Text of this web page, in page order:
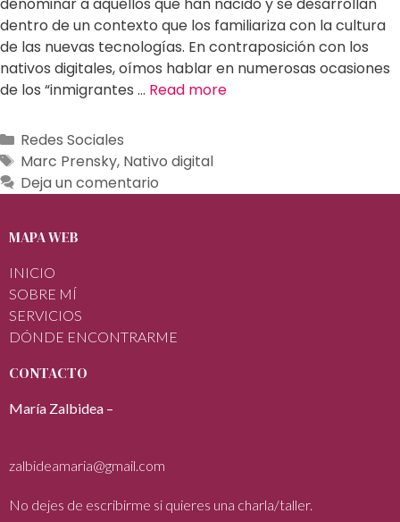
dentro de un contexto que los familiariza con la cultura
de las nuevas tecnologías. En contraposición con los
nativos digitales, oímos hablar en numerosas ocasiones
de los “inmigrantes … Read more
Redes Sociales
Marc Prensky, Nativo digital
Deja un comentario
MAPA WEB
INICIO
SOBRE MÍ
SERVICIOS
DÓNDE ENCONTRARME
CONTACTO
María Zalbidea –
zalbideamaria@gmail.com
No dejes de escribirme si quieres una charla/taller.